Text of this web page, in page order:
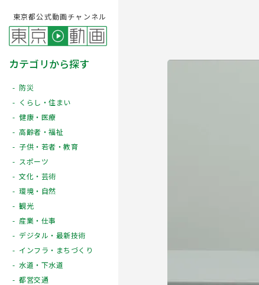
東京都公式動画チャンネル
カテゴリから探す
防災
くらし・住まい
健康・医療
高齢者・福祉
子供・若者・教育
スポーツ
文化・芸術
環境・自然
観光
産業・仕事
デジタル・最新技術
インフラ・まちづくり
水道・下水道
都営交通